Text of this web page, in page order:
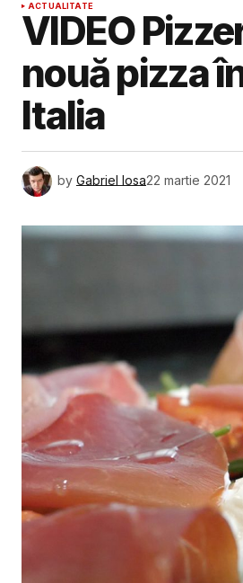
ACTUALITATE
VIDEO
nouă pizza
Italia
by Gabriel Iosa22 martie 2021